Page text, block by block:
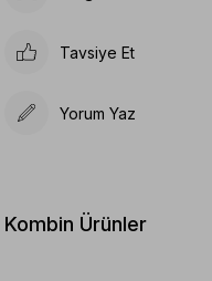
Tavsiye Et
Yorum Yaz